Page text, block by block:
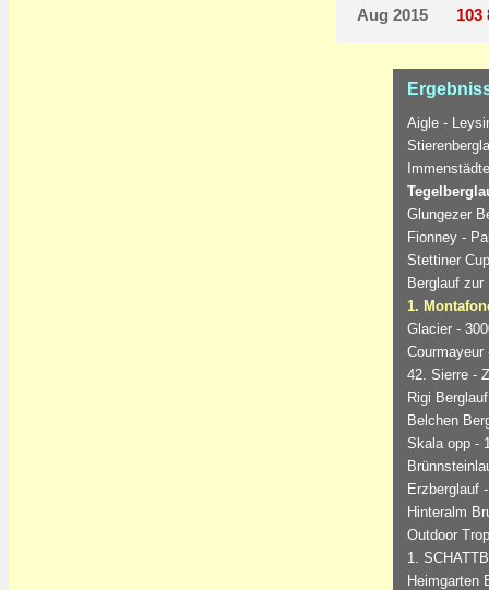
Aug 2015 103
Aigle -
Glungezer
Fionney -
Stettiner
Berglauf
1.
Glacier -
42. Sierre -
Rigi
Belchen
Skala opp -
Erzberglauf
Hinteralm
Outdoor
1.
Heimgarten